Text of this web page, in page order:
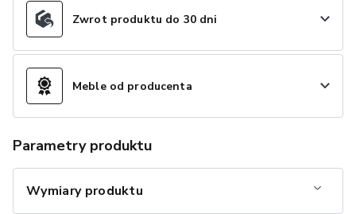
Zwrot produktu do 30 dni
Meble od producenta
Parametry produktu
Wymiary produktu